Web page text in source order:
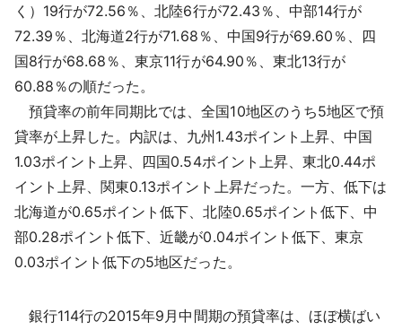
く）19行が72.56％、北陸6行が72.43％、中部14行が
72.39％、北海道2行が71.68％、中国9行が69.60％、四
国8行が68.68％、東京11行が64.90％、東北13行が
60.88％の順だった。
預貸率の前年同期比では、全国10地区のうち5地区で預
貸率が上昇した。内訳は、九州1.43ポイント上昇、中国
1.03ポイント上昇、四国0.54ポイント上昇、東北0.44ポ
イント上昇、関東0.13ポイント上昇だった。一方、低下は
北海道が0.65ポイント低下、北陸0.65ポイント低下、中
部0.28ポイント低下、近畿が0.04ポイント低下、東京
0.03ポイント低下の5地区だった。
銀行114行の2015年9月中間期の預貸率は、ほぼ横ばい